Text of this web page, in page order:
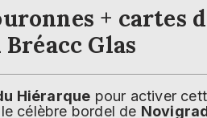
+ cartes
Glas
Hiérarque pour activer
célèbre bordel de